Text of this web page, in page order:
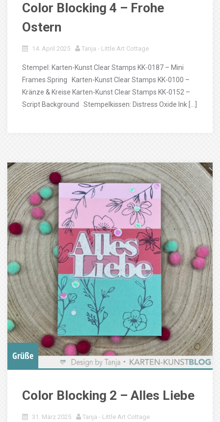
Color Blocking 4 – Frohe
Ostern
14. April 2025 Tanja - Little Art Cottage
Stempel: Karten-Kunst Clear Stamps KK-0187 – Mini
Frames Spring Karten-Kunst Clear Stamps KK-0100 –
Kränze & Kreise Karten-Kunst Clear Stamps KK-0152 –
Script Background Stempelkissen: Distress Oxide Ink […]
Grüße
Color Blocking 2 – Alles Liebe
31. März 2025 Tanja - Little Art Cottage